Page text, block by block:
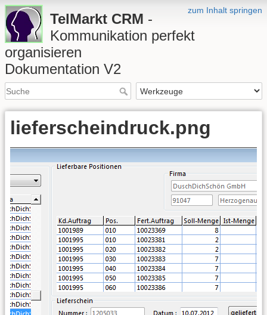
zum Inhalt springen
TelMarkt CRM -
Kommunikation perfekt
organisieren
Dokumentation V2
lieferscheindruck.png